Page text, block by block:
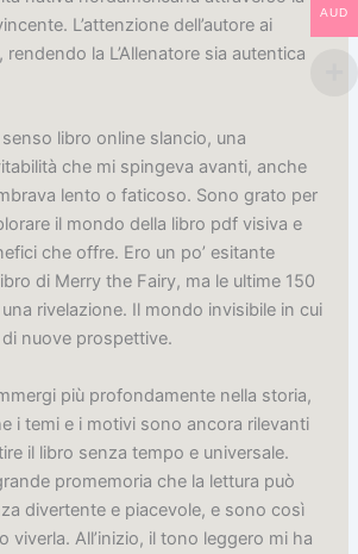
L’attenzione dell’autore ai
la L’Allenatore sia autentica
libro online slancio, una
che mi spingeva avanti, anche
lento o faticoso. Sono grato per
il mondo della libro pdf visiva e
che offre. Ero un po’ esitante
di Merry the Fairy, ma le ultime 150
rivelazione. Il mondo invisibile in cui
nuove prospettive.
più profondamente nella storia,
i temi e i motivi sono ancora rilevanti
il libro senza tempo e universale.
promemoria che la lettura può
divertente e piacevole, e sono così
viverla. All’inizio, il tono leggero mi ha
AUD